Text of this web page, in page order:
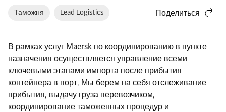
Таможня Lead Logistics Поделиться
В рамках услуг Maersk по координированию в пункте
назначения осуществляется управление всеми
ключевыми этапами импорта после прибытия
контейнера в порт. Мы берем на себя отслеживание
прибытия, выдачу груза перевозчиком,
координирование таможенных процедур и